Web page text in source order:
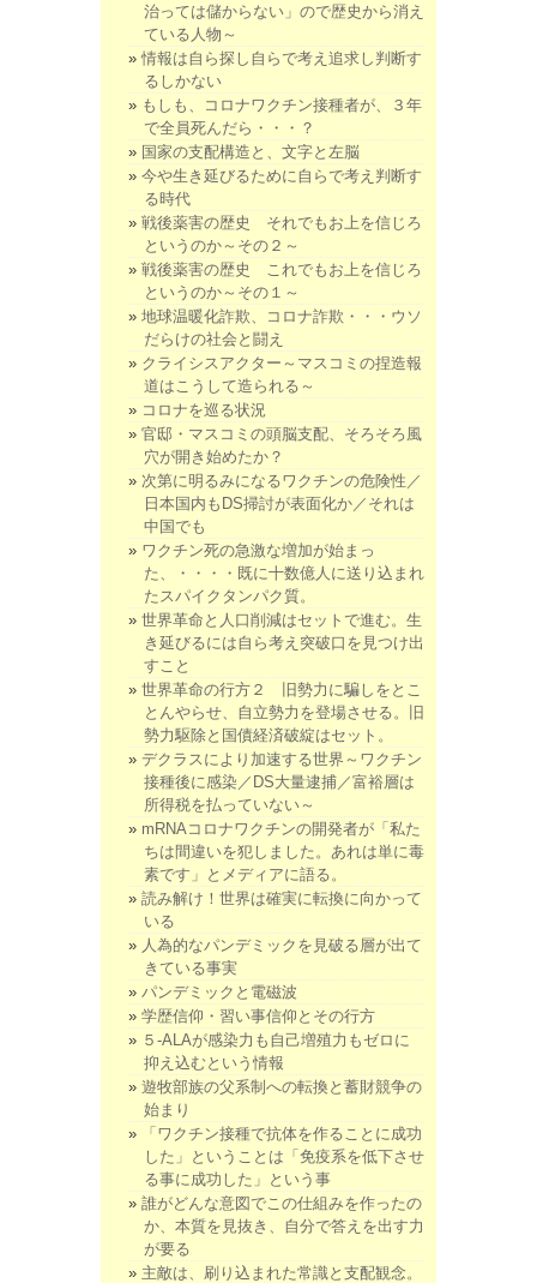
治っては儲からない」ので歴史から消え
ている人物～
情報は自ら探し自らで考え追求し判断す
るしかない
もしも、コロナワクチン接種者が、３年
で全員死んだら・・・？
国家の支配構造と、文字と左脳
今や生き延びるために自らで考え判断す
る時代
戦後薬害の歴史 それでもお上を信じろ
というのか～その２～
戦後薬害の歴史 これでもお上を信じろ
というのか～その１～
地球温暖化詐欺、コロナ詐欺・・・ウソ
だらけの社会と闘え
クライシスアクター～マスコミの捏造報
道はこうして造られる～
コロナを巡る状況
官邸・マスコミの頭脳支配、そろそろ風
穴が開き始めたか？
次第に明るみになるワクチンの危険性／
日本国内もDS掃討が表面化か／それは
中国でも
ワクチン死の急激な増加が始まっ
た、・・・・既に十数億人に送り込まれ
たスパイクタンパク質。
世界革命と人口削減はセットで進む。生
き延びるには自ら考え突破口を見つけ出
すこと
世界革命の行方２ 旧勢力に騙しをとこ
とんやらせ、自立勢力を登場させる。旧
勢力駆除と国債経済破綻はセット。
デクラスにより加速する世界～ワクチン
接種後に感染／DS大量逮捕／富裕層は
所得税を払っていない～
mRNAコロナワクチンの開発者が「私た
ちは間違いを犯しました。あれは単に毒
素です」とメディアに語る。
読み解け！世界は確実に転換に向かって
いる
人為的なパンデミックを見破る層が出て
きている事実
パンデミックと電磁波
学歴信仰・習い事信仰とその行方
５-ALAが感染力も自己増殖力もゼロに
抑え込むという情報
遊牧部族の父系制への転換と蓄財競争の
始まり
「ワクチン接種で抗体を作ることに成功
した」ということは「免疫系を低下させ
る事に成功した」という事
誰がどんな意図でこの仕組みを作ったの
か、本質を見抜き、自分で答えを出す力
が要る
主敵は、刷り込まれた常識と支配観念。